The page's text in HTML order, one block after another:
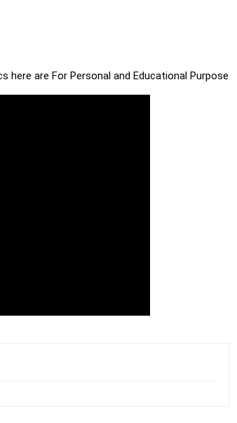
here are For Personal and Educational Purpose